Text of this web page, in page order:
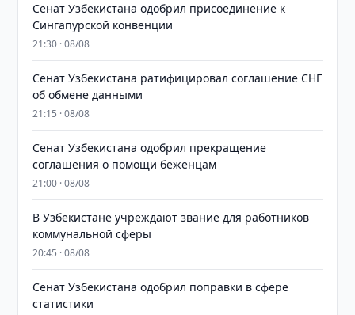
Сенат Узбекистана одобрил присоединение к
Сингапурской конвенции
21:30 · 08/08
Сенат Узбекистана ратифицировал соглашение СНГ
об обмене данными
21:15 · 08/08
Сенат Узбекистана одобрил прекращение
соглашения о помощи беженцам
21:00 · 08/08
В Узбекистане учреждают звание для работников
коммунальной сферы
20:45 · 08/08
Сенат Узбекистана одобрил поправки в сфере
статистики